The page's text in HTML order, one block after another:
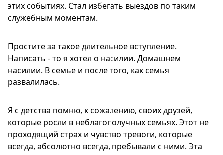
этих событиях. Стал избегать выездов по таким
служебным моментам.
Простите за такое длительное вступление.
Написать - то я хотел о насилии. Домашнем
насилии. В семье и после того, как семья
развалилась.
Я с детства помню, к сожалению, своих друзей,
которые росли в неблагополучных семьях. Этот не
проходящий страх и чувство тревоги, которые
всегда, абсолютно всегда, пребывали с ними. Эта